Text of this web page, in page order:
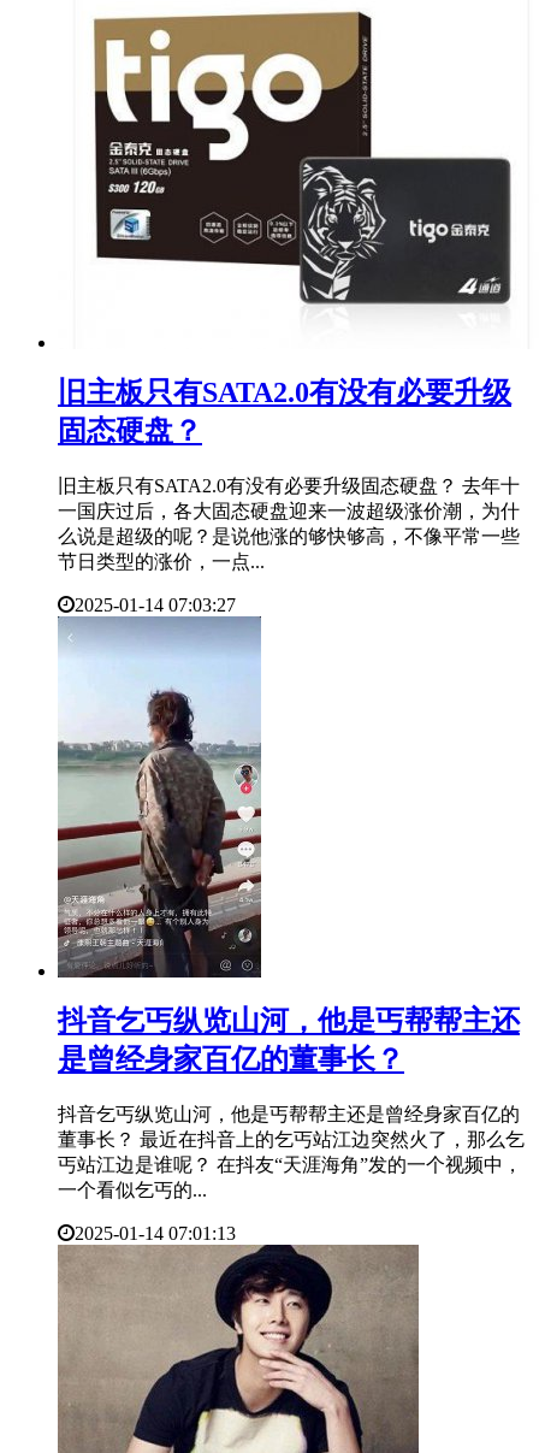
​旧主板只有SATA2.0有没有必要升级
固态硬盘？
旧主板只有SATA2.0有没有必要升级固态硬盘？ 去年十
一国庆过后，各大固态硬盘迎来一波超级涨价潮，为什
么说是超级的呢？是说他涨的够快够高，不像平常一些
节日类型的涨价，一点...
2025-01-14 07:03:27
​抖音乞丐纵览山河，他是丐帮帮主还
是曾经身家百亿的董事长？
抖音乞丐纵览山河，他是丐帮帮主还是曾经身家百亿的
董事长？ 最近在抖音上的乞丐站江边突然火了，那么乞
丐站江边是谁呢？ 在抖友“天涯海角”发的一个视频中，
一个看似乞丐的...
2025-01-14 07:01:13